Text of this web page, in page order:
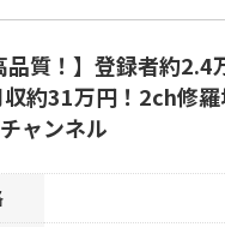
品質！】登録者約
約31万円！2ch修
ャンネル